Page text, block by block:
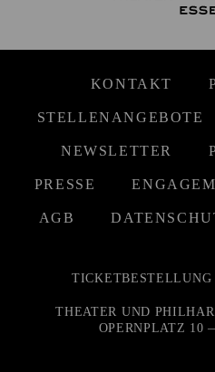
KONTAKT
STELLENANGEBOTE
NEWSLETTER
PRESSE
AGB
TICKETBESTELLUNG
THEATER UND
OPERNPLATZ 10